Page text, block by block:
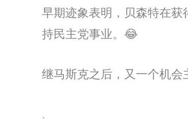
早期迹象表明，贝森特在
持民主党事业。😂
继马斯克之后，又一个机会
.